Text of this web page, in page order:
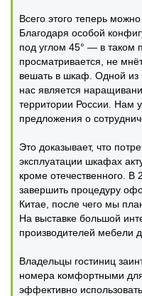
Всего этого теперь
Благодаря особой
под углом 45° — в таком
просматривается, не
вешать в шкаф. Одной из
нас является
территории России. Нам
предложения о
Это доказывает, что
эксплуатации шкафах
кроме отечественного.
завершить процедуру
Китае, после чего мы
На выставке большой
производителей мебели
Владельцы гостиниц
номера комфортными
эффективно